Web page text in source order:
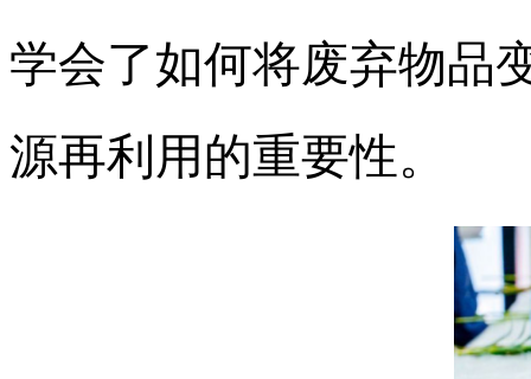
学会了如何将废弃物品
源再利用的重要性。